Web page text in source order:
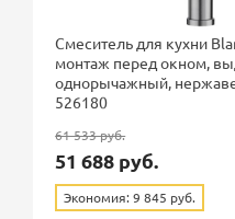
Смеситель для кухни
монтаж перед окном,
однорычажный,
526180
61 533 руб.
51 688 руб.
Экономия: 9 845 руб.